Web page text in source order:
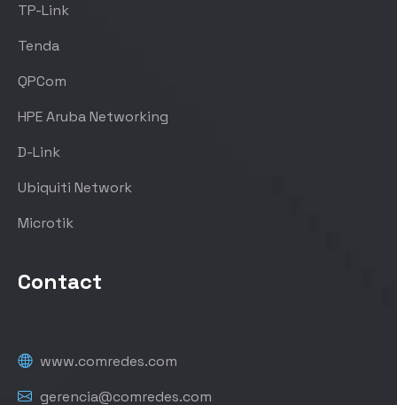
TP-Link
Tenda
QPCom
HPE Aruba Networking
D-Link
Ubiquiti Network
Microtik
Contact
www.comredes.com
gerencia@comredes.com